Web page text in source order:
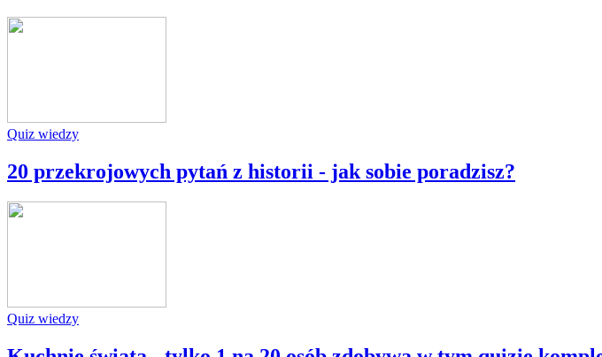
Quiz wiedzy
20 przekrojowych pytań z historii - jak sobie poradzisz?
Quiz wiedzy